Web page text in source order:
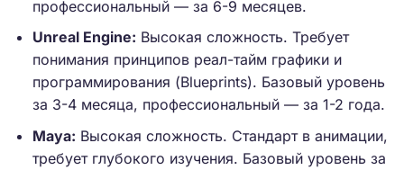
профессиональный — за 6-9 месяцев.
Unreal Engine: Высокая сложность. Требует
понимания принципов реал-тайм графики и
программирования (Blueprints). Базовый уровень
за 3-4 месяца, профессиональный — за 1-2 года.
Maya: Высокая сложность. Стандарт в анимации,
требует глубокого изучения. Базовый уровень за